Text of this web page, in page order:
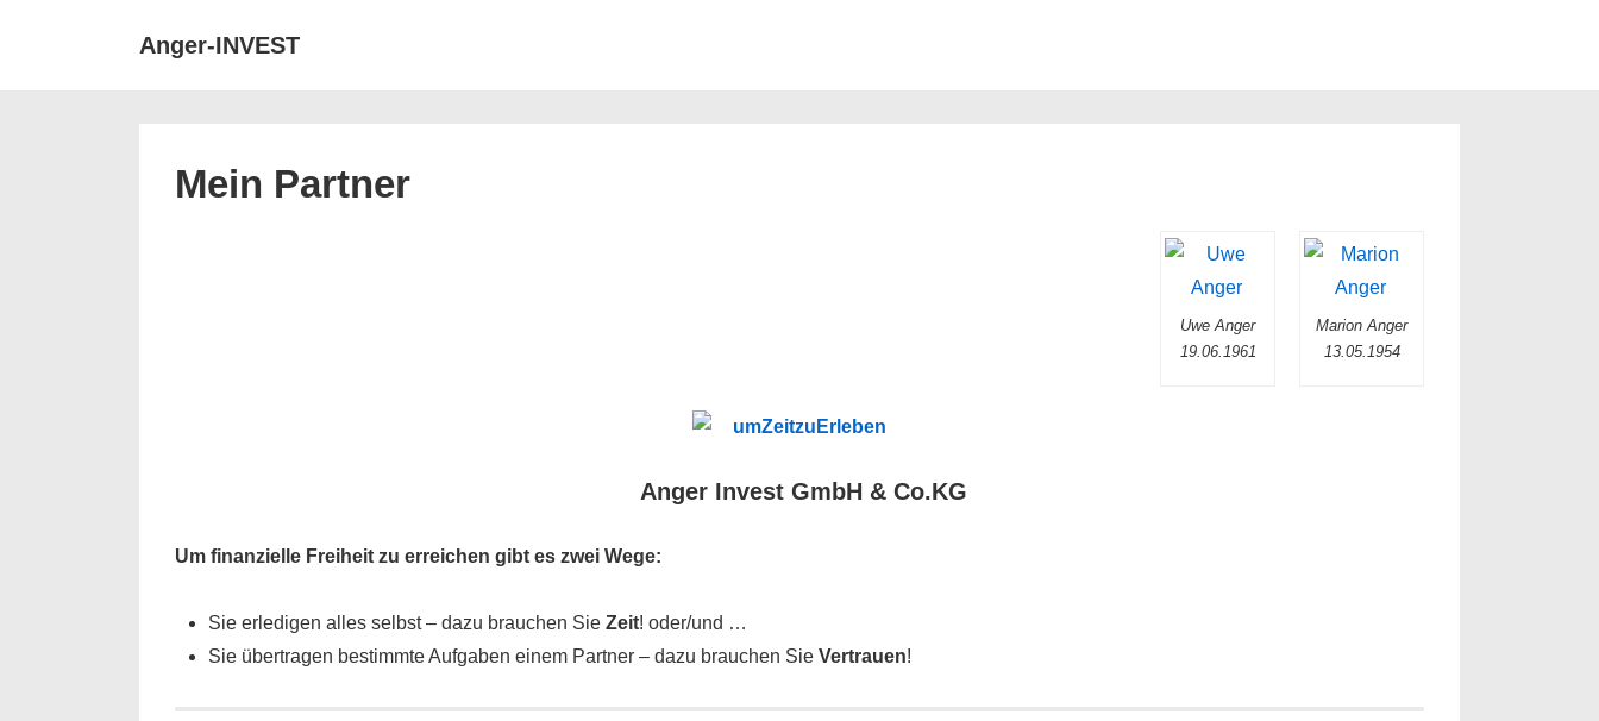
Anger-INVEST
Mein Partner
Marion Anger
13.05.1954
Uwe Anger
19.06.1961
Anger Invest GmbH & Co.KG
Um finanzielle Freiheit zu erreichen gibt es zwei Wege:
Sie erledigen alles selbst – dazu brauchen Sie Zeit! oder/und …
Sie übertragen bestimmte Aufgaben einem Partner – dazu brauchen Sie Vertrauen!